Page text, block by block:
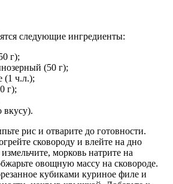
следующие ингредиенты:
г);
(50 г);
(1 ч.л.);
г);
вкусу).
рис и отварите до готовности.
сковороду и влейте на дно
морковь натрите на
овощную массу на сковороде.
кубиками куриное филе и